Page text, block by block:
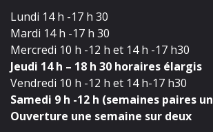
Lundi 14 h -17 h 30
Mardi 14 h -17 h 30
Mercredi 10 h -12 h et 14 h -17 h30
Jeudi 14 h – 18 h 30 horaires élargis
Vendredi 10 h -12 h et 14 h-17 h30
Samedi 9 h -12 h (semaines paires
Ouverture une semaine sur deux